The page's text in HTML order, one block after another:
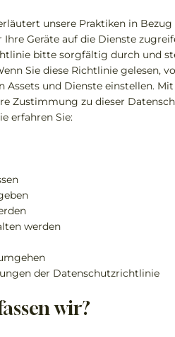
unsere Praktiken in
Ihre Geräte auf die Dienste
bitte sorgfältig durch und
Sie diese Richtlinie
Assets und Dienste einstellen.
Zustimmung zu dieser
erfahren Sie:
werden
der Datenschutzrichtlinie​
wir?